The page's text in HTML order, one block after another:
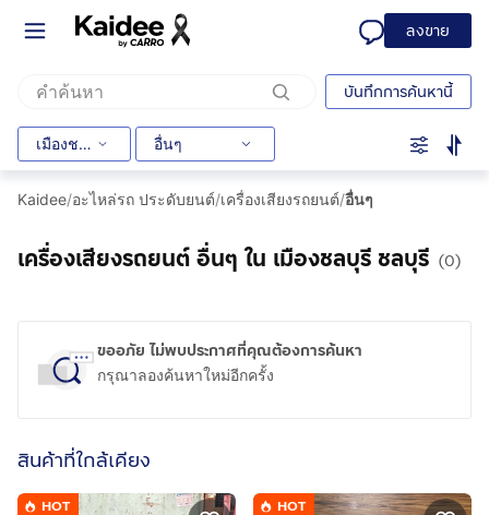
ลงขาย
บันทึกการค้นหานี้
เมืองชลบุรี อื่นๆ
Kaidee/อะไหล่รถ ประดับยนต์/เครื่องเสียงรถยนต์/อื่นๆ
เครื่องเสียงรถยนต์ อื่นๆ ใน เมืองชลบุรี ชลบุรี (0)
ขออภัย ไม่พบประกาศที่คุณต้องการค้นหา
กรุณาลองค้นหาใหม่อีกครั้ง
สินค้าที่ใกล้เคียง
HOT HOT